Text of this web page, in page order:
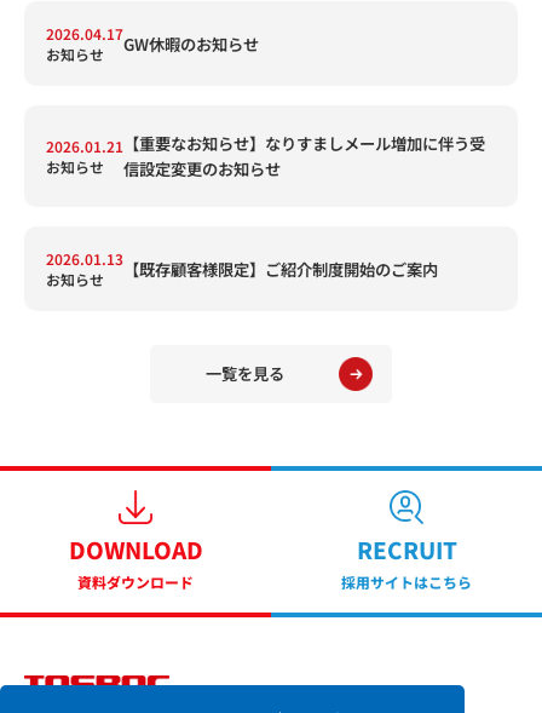
2026.04.17
お知らせ
GW休暇のお知らせ
2026.01.21
お知らせ
【重要なお知らせ】なりすましメール増加に伴う受
信設定変更のお知らせ
2026.01.13
お知らせ
【既存顧客様限定】ご紹介制度開始のご案内
一覧を見る
DOWNLOAD
資料ダウンロード
RECRUIT
採用サイトはこちら